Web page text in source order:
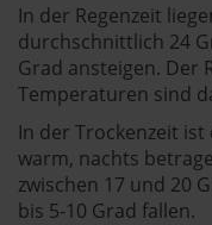
In der Regenzeit
durchschnittlich 24
Grad ansteigen. Der
Temperaturen sind
In der Trockenzeit
warm, nachts
zwischen 17 und 20
bis 5-10 Grad fallen.